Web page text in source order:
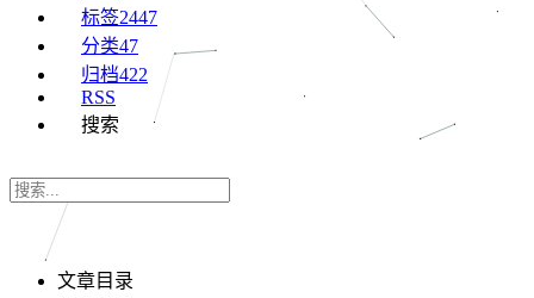
标签2447
分类47
归档422
RSS
搜索
文章目录